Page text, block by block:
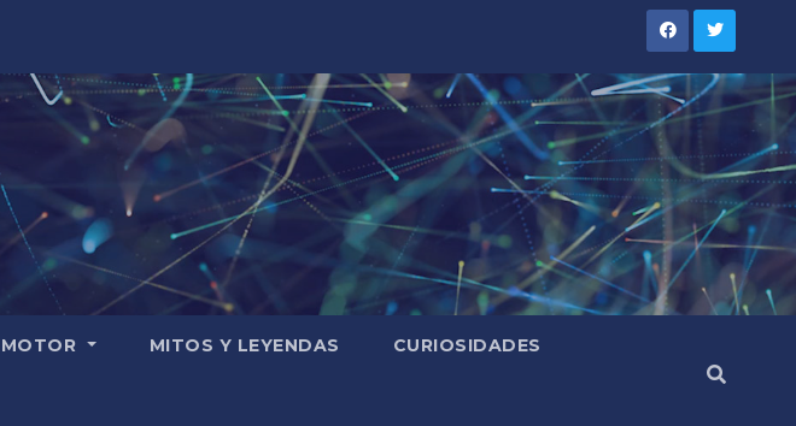
MOTOR MITOS Y LEYENDAS CURIOSIDADES